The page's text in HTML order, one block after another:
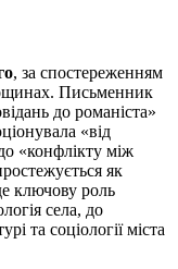
, за спостереженням
Письменник
до романіста»
«від
«конфлікту між
як
ключову роль
села, до
та соціології міста